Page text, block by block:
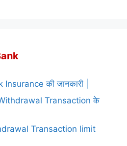
की जानकारी |
Transaction के
Transaction limit